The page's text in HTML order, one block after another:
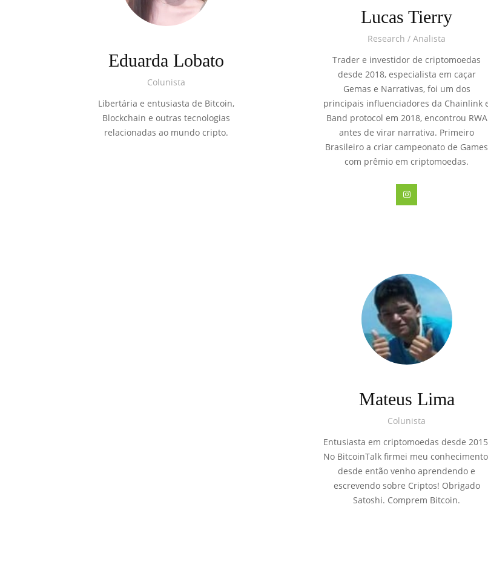
Eduarda Lobato
Colunista
Libertária e entusiasta de Bitcoin,
Blockchain e outras tecnologias
relacionadas ao mundo cripto.
Lucas Tierry
Research / Analista
Trader e investidor de criptomoedas
desde 2018, especialista em caçar
Gemas e Narrativas, foi um dos
principais influenciadores da Chainlink
Band protocol em 2018, encontrou RWA
antes de virar narrativa. Primeiro
Brasileiro a criar campeonato de Games
com prêmio em criptomoedas.
Mateus Lima
Colunista
Entusiasta em criptomoedas desde
No BitcoinTalk firmei meu
desde então venho aprendendo e
escrevendo sobre Criptos! Obrigado
Satoshi. Comprem Bitcoin.